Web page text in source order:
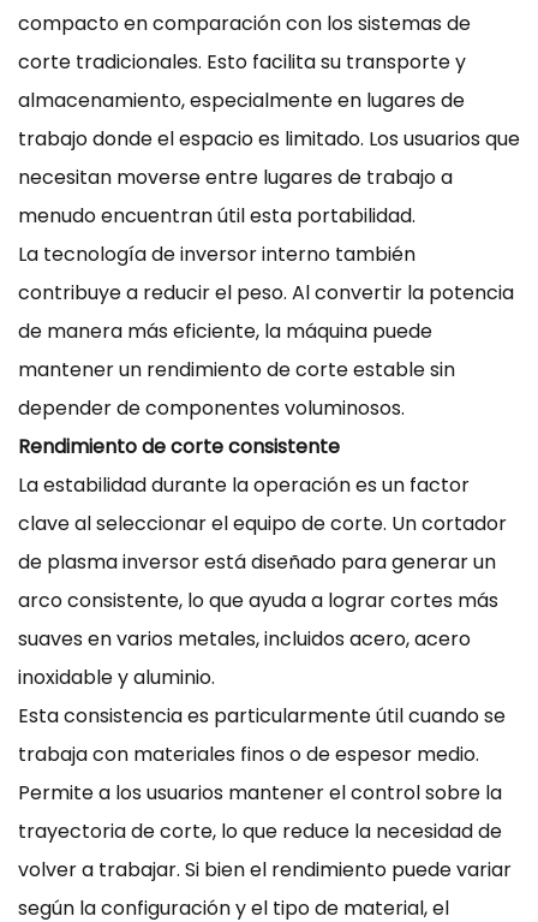
compacto en comparación con los sistemas de
corte tradicionales. Esto facilita su transporte y
almacenamiento, especialmente en lugares de
trabajo donde el espacio es limitado. Los usuarios que
necesitan moverse entre lugares de trabajo a
menudo encuentran útil esta portabilidad.
La tecnología de inversor interno también
contribuye a reducir el peso. Al convertir la potencia
de manera más eficiente, la máquina puede
mantener un rendimiento de corte estable sin
depender de componentes voluminosos.
Rendimiento de corte consistente
La estabilidad durante la operación es un factor
clave al seleccionar el equipo de corte. Un cortador
de plasma inversor está diseñado para generar un
arco consistente, lo que ayuda a lograr cortes más
suaves en varios metales, incluidos acero, acero
inoxidable y aluminio.
Esta consistencia es particularmente útil cuando se
trabaja con materiales finos o de espesor medio.
Permite a los usuarios mantener el control sobre la
trayectoria de corte, lo que reduce la necesidad de
volver a trabajar. Si bien el rendimiento puede variar
según la configuración y el tipo de material, el